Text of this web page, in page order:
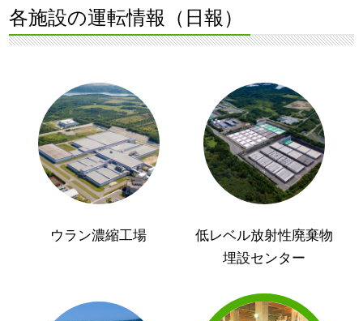
各施設の運転情報（日報）
ウラン濃縮工場
低レベル放射性廃棄物
埋設センター